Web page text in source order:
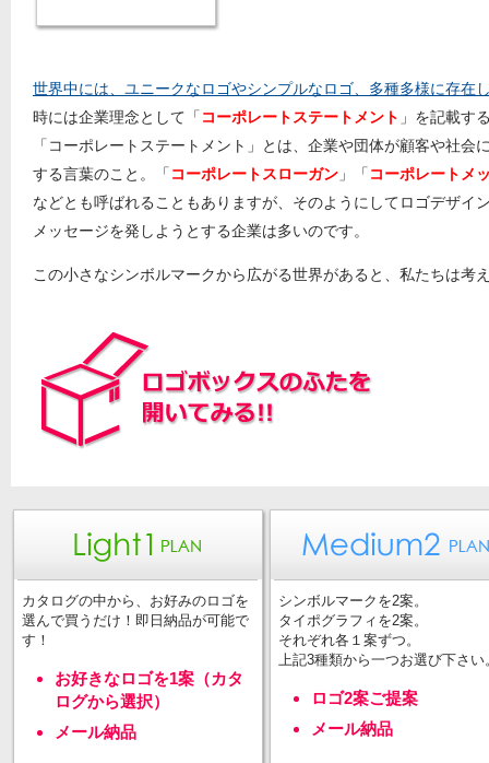
世界中には、ユニークなロゴやシンプルなロゴ、多種多様に存在
時には企業理念として「 コーポレートステートメント 」を記載す
「コーポレートステートメント」とは、企業や団体が顧客や社会
する言葉のこと。「 コーポレートスローガン 」「 コーポレートメ
などとも呼ばれることもありますが、そのようにしてロゴデザイ
メッセージを発しようとする企業は多いのです。
この小さなシンボルマークから広がる世界があると、私たちは考
カタログの中から、お好みのロゴを
選んで買うだけ！即日納品が可能で
す！
お好きなロゴを1案（カタ
ログから選択）
メール納品
シンボルマークを2案。
タイポグラフィを2案。
それぞれ各１案ずつ。
上記3種類から一つお選び下さい
ロゴ2案ご提案
メール納品